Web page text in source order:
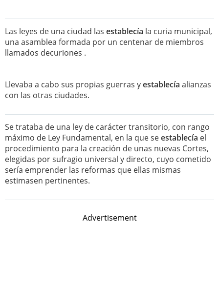
Las leyes de una ciudad las establecía la curia municipal,
una asamblea formada por un centenar de miembros
llamados decuriones .
Llevaba a cabo sus propias guerras yestablecía alianzas
con las otras ciudades.
Se trataba de una ley de carácter transitorio, con rango
máximo de Ley Fundamental, en la que seestablecía el
procedimiento para la creación de unas nuevas Cortes,
elegidas por sufragio universal y directo, cuyo cometido
sería emprender las reformas que ellas mismas
estimasen pertinentes.
Advertisement